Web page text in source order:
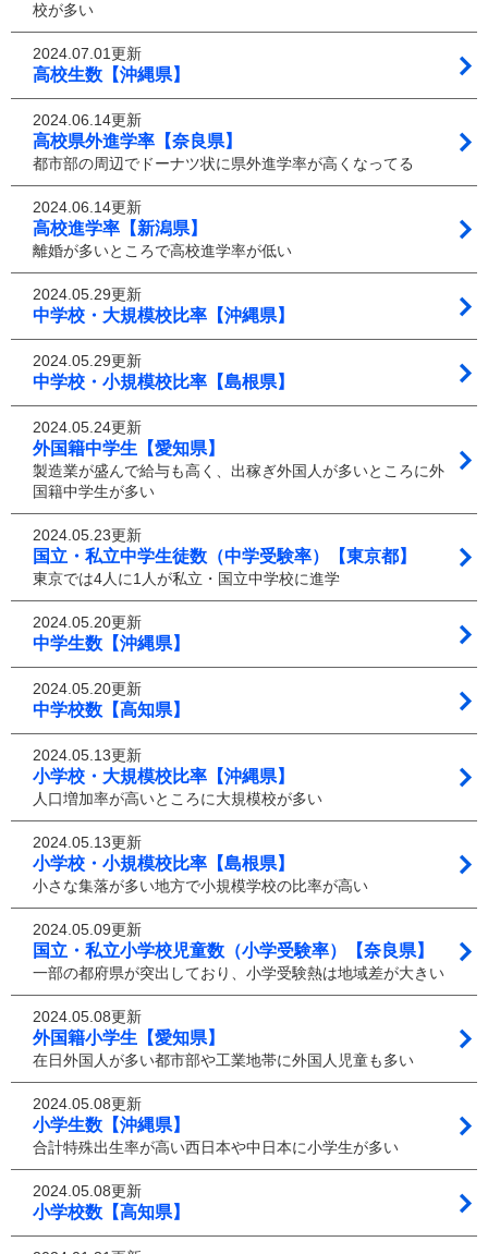
校が多い
2024.07.01更新
高校生数【沖縄県】
2024.06.14更新
高校県外進学率【奈良県】
都市部の周辺でドーナツ状に県外進学率が高くなってる
2024.06.14更新
高校進学率【新潟県】
離婚が多いところで高校進学率が低い
2024.05.29更新
中学校・大規模校比率【沖縄県】
2024.05.29更新
中学校・小規模校比率【島根県】
2024.05.24更新
外国籍中学生【愛知県】
製造業が盛んで給与も高く、出稼ぎ外国人が多いところに外
国籍中学生が多い
2024.05.23更新
国立・私立中学生徒数（中学受験率）【東京都】
東京では4人に1人が私立・国立中学校に進学
2024.05.20更新
中学生数【沖縄県】
2024.05.20更新
中学校数【高知県】
2024.05.13更新
小学校・大規模校比率【沖縄県】
人口増加率が高いところに大規模校が多い
2024.05.13更新
小学校・小規模校比率【島根県】
小さな集落が多い地方で小規模学校の比率が高い
2024.05.09更新
国立・私立小学校児童数（小学受験率）【奈良県】
一部の都府県が突出しており、小学受験熱は地域差が大きい
2024.05.08更新
外国籍小学生【愛知県】
在日外国人が多い都市部や工業地帯に外国人児童も多い
2024.05.08更新
小学生数【沖縄県】
合計特殊出生率が高い西日本や中日本に小学生が多い
2024.05.08更新
小学校数【高知県】